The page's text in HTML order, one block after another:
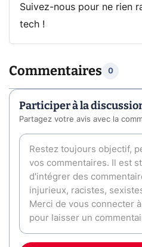
Suivez-nous pour ne rien
tech !
Commentaires 0
Participer à la
Partagez votre avis avec la